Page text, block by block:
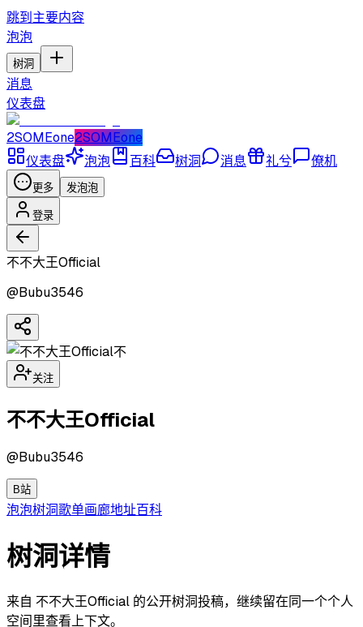
跳到主要内容
泡泡
树洞
消息
仪表盘
2SOMEone2SOMEone
仪表盘
泡泡 百科 树洞 消息 礼兮 僚机
更多 发泡泡
登录
不不大王Official
@Bubu3546
不
关注
不不大王Official
@Bubu3546
B站
泡泡树洞歌单画廊地址百科
树洞详情
来自 不不大王Official 的公开树洞投稿，继续留在同一个个人
空间里查看上下文。